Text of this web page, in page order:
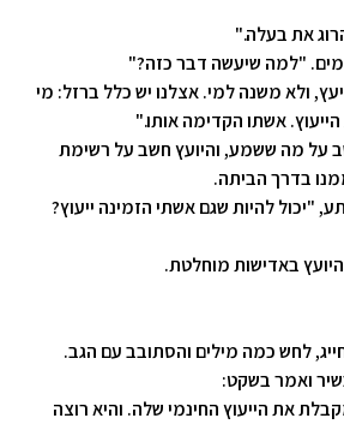
את בעלה."
"למה שיעשה דבר כזה?"
ולא משנה למי. אצלנו יש כלל ברזל: מי
אשתו הקדימה אותו."
על מה ששמע, והיועץ חשב על רשימת
בדרך הביתה.
"יכול להיות שגם אשתי הזמינה ייעוץ?
באדישות מוחלטת.
לחש כמה מילים והסתובב עם הגב.
ואמר בשקט:
את הייעוץ החינמי שלה. והיא רוצה